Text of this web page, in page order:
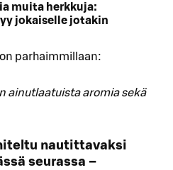
muita herkkuja:
jokaiselle jotakin
parhaimmillaan:
ainutlaatuista aromia sekä
nautittavaksi
seurassa –